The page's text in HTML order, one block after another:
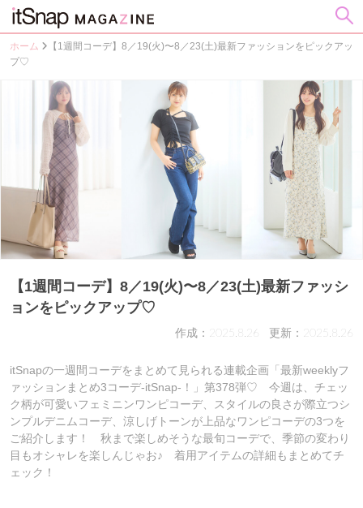
ホーム
【1週間コーデ】8／19(火)〜8／23(土)最新ファッションをピックアッ
プ♡
【1週間コーデ】8／19(火)〜8／23(土)最新ファッシ
ョンをピックアップ♡
作成：2025.8.26 更新：2025.8.26
itSnapの一週間コーデをまとめて見られる連載企画「最新weeklyフ
ァッションまとめ3コーデ-itSnap-！」第378弾♡ 今週は、チェッ
ク柄が可愛いフェミニンワンピコーデ、スタイルの良さが際立つシ
ンプルデニムコーデ、涼しげトーンが上品なワンピコーデの3つを
ご紹介します！ 秋まで楽しめそうな最旬コーデで、季節の変わり
目もオシャレを楽しんじゃお♪ 着用アイテムの詳細もまとめてチ
ェック！